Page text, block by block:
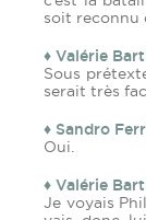
soit reconnu
♦ Valérie
Sous
serait très
♦ Sandro
Oui.
♦ Valérie
Je voyais